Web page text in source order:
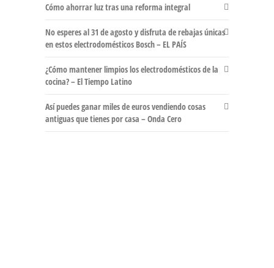
Cómo ahorrar luz tras una reforma integral
No esperes al 31 de agosto y disfruta de rebajas únicas
en estos electrodomésticos Bosch – EL PAÍS
¿Cómo mantener limpios los electrodomésticos de la
cocina? – El Tiempo Latino
Así puedes ganar miles de euros vendiendo cosas
antiguas que tienes por casa – Onda Cero